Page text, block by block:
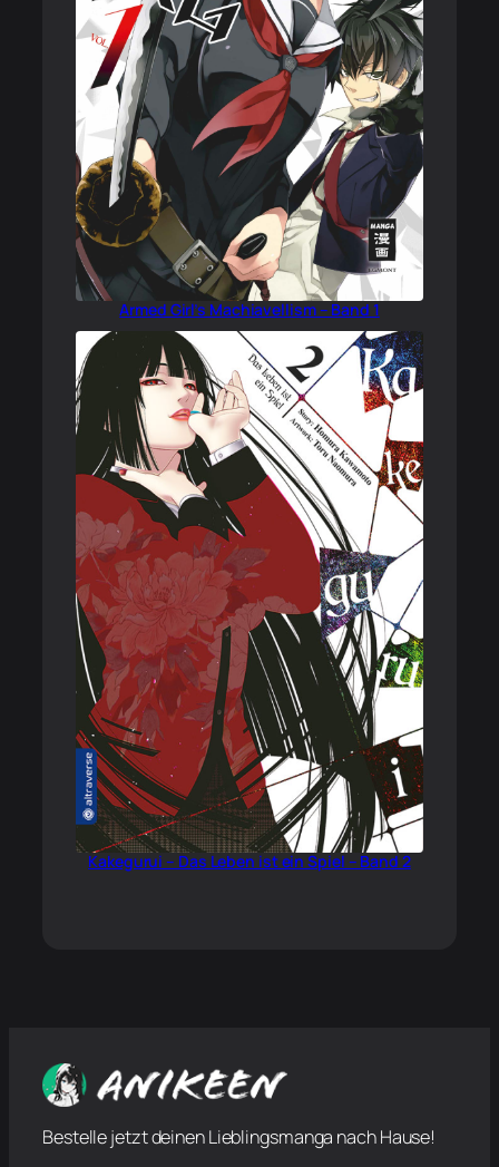
Armed Girl’s Machiavellism – Band 1
Kakegurui – Das Leben ist ein Spiel – Band 2
Bestelle jetzt deinen Lieblingsmanga nach Hause!